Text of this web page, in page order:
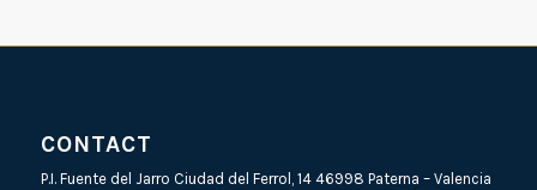
CONTACT
P.I. Fuente del Jarro Ciudad del Ferrol, 14 46998 Paterna – Valencia